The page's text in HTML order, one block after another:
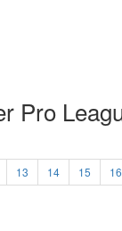
Pro
13 14 15 16